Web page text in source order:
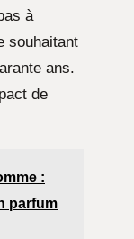
à
souhaitant
ans.
de
:
parfum